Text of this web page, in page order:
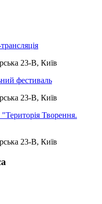
23-В, Київ
фестиваль
23-В, Київ
Творення.
23-В, Київ